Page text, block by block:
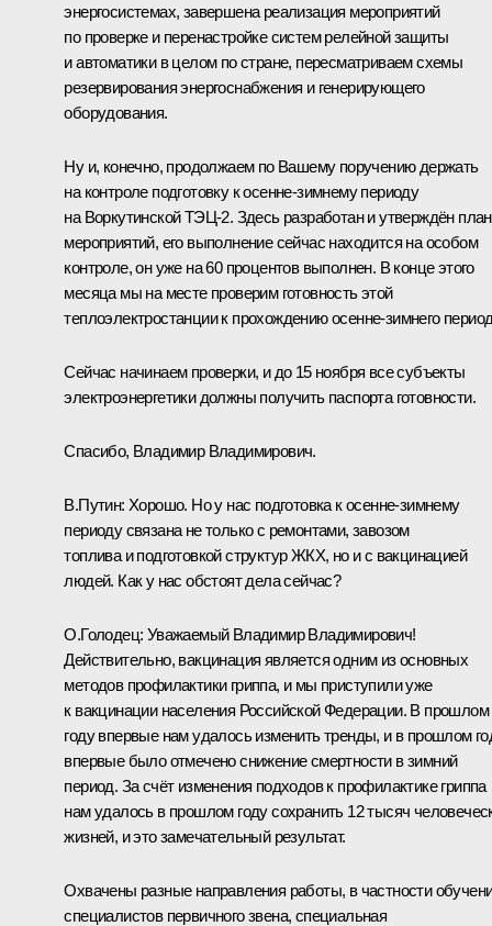
энергосистемах, завершена реализация мероприятий
по проверке и перенастройке систем релейной защиты
и автоматики в целом по стране, пересматриваем схемы
резервирования энергоснабжения и генерирующего
оборудования.
Ну и, конечно, продолжаем по Вашему поручению держать
на контроле подготовку к осенне-зимнему периоду
на Воркутинской ТЭЦ-2. Здесь разработан и утверждён план
мероприятий, его выполнение сейчас находится на особом
контроле, он уже на 60 процентов выполнен. В конце этого
месяца мы на месте проверим готовность этой
теплоэлектростанции к прохождению осенне-зимнего
Сейчас начинаем проверки, и до 15 ноября все субъекты
электроэнергетики должны получить паспорта готовности.
Спасибо, Владимир Владимирович.
В.Путин: Хорошо. Но у нас подготовка к осенне-зимнему
периоду связана не только с ремонтами, завозом
топлива и подготовкой структур ЖКХ, но и с вакцинацией
людей. Как у нас обстоят дела сейчас?
О.Голодец: Уважаемый Владимир Владимирович!
Действительно, вакцинация является одним из основных
методов профилактики гриппа, и мы приступили уже
к вакцинации населения Российской Федерации. В прошлом
году впервые нам удалось изменить тренды, и в прошлом
впервые было отмечено снижение смертности в зимний
период. За счёт изменения подходов к профилактике гриппа
нам удалось в прошлом году сохранить 12 тысяч
жизней, и это замечательный результат.
Охвачены разные направления работы, в частности
специалистов первичного звена, специальная